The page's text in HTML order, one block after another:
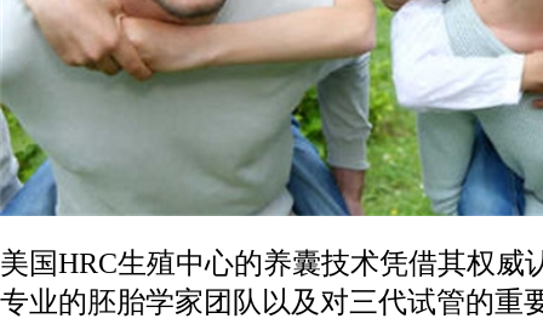
美国HRC生殖中心的养囊技术凭借其权威
专业的胚胎学家团队以及对三代试管的重